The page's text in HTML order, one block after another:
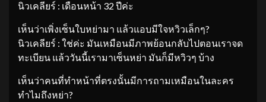
นิวเคลียร์ : เดือนหน้า 32 ปีค่ะ
เห็นว่าเพิ่งเซ็นใบหย่ามา แล้วแอบมีใจหวิวเล็กๆ?
นิวเคลียร์ : ใช่ค่ะ มันเหมือนมีภาพย้อนกลับไปตอนเราจด
ทะเบียน แล้ววันนี้เรามาเซ็นหย่า มันก็มีหวิวๆ บ้าง
เห็นว่าคนที่ทำหน้าที่ตรงนั้นมีการถามเหมือนในละคร
ทำไมถึงหย่า?